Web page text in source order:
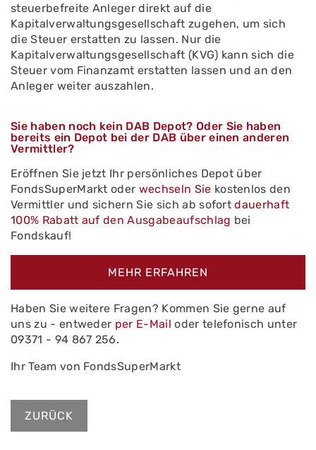
steuerbefreite Anleger direkt auf die
Kapitalverwaltungsgesellschaft zugehen, um sich
die Steuer erstatten zu lassen. Nur die
Kapitalverwaltungsgesellschaft (KVG) kann sich die
Steuer vom Finanzamt erstatten lassen und an den
Anleger weiter auszahlen.
Sie haben noch kein DAB Depot? Oder Sie haben
bereits ein Depot bei der DAB über einen anderen
Vermittler?
Eröffnen Sie jetzt Ihr persönliches Depot über
FondsSuperMarkt oder wechseln Sie kostenlos den
Vermittler und sichern Sie sich ab sofortdauerhaft
100% Rabatt auf den Ausgabeaufschlag bei
Fondskauf!
MEHR ERFAHREN
Haben Sie weitere Fragen? Kommen Sie gerne auf
uns zu - entweder per E-Mail oder telefonisch unter
09371 - 94 867 256.
Ihr Team von FondsSuperMarkt
ZURÜCK